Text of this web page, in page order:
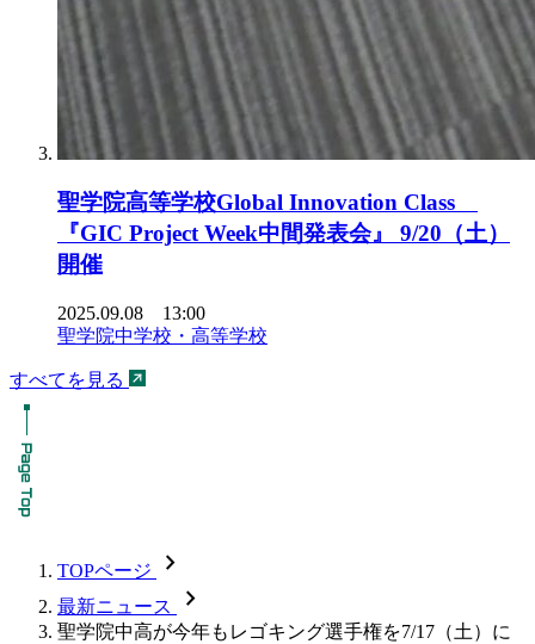
聖学院高等学校Global Innovation Class
『GIC Project Week中間発表会』 9/20（土）
開催
2025.09.08 13:00
聖学院中学校・高等学校
すべてを見る
TOPページ chevron_forward
最新ニュース chevron_forward
聖学院中高が今年もレゴキング選手権を7/17（土）に